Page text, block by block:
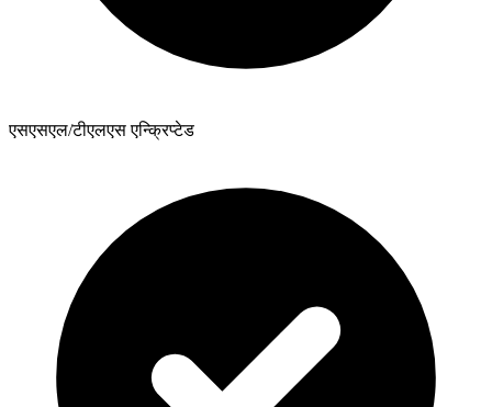
एसएसएल/टीएलएस एन्क्रिप्टेड